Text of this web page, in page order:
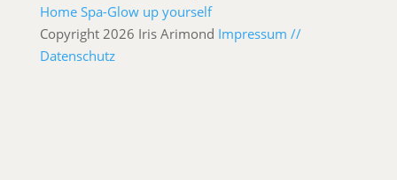
Home Spa-Glow up yourself
Copyright 2026 Iris Arimond Impressum //
Datenschutz